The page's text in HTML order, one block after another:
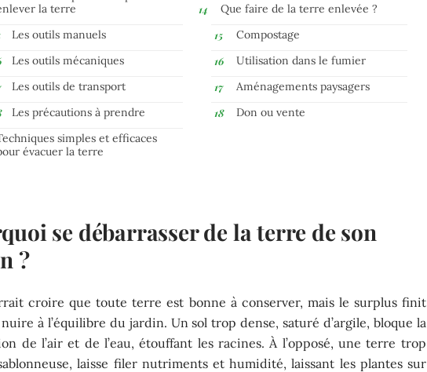
la terre
Les outils manuels
Les outils mécaniques
Les outils de transport
Les précautions à prendre
simples et efficaces
évacuer la terre
Que faire de la terre enlevée ?
Compostage
Utilisation dans le fumier
Aménagements paysagers
Don ou vente
se débarrasser de la terre de son
?
croire que toute terre est bonne à conserver, mais le surplus finit
à l’équilibre du jardin. Un sol trop dense, saturé d’argile, bloque la
de l’air et de l’eau, étouffant les racines. À l’opposé, une terre trop
laisse filer nutriments et humidité, laissant les plantes sur